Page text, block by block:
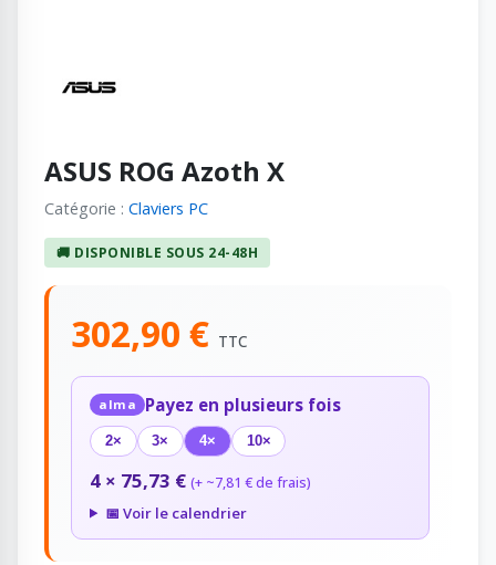
ASUS ROG Azoth X
Catégorie : Claviers PC
🚚 DISPONIBLE SOUS 24-48H
302,90 € TTC
alma Payez en plusieurs fois
2× 3× 4× 10×
4 × 75,73 € (+ ~7,81 € de frais)
📅 Voir le calendrier